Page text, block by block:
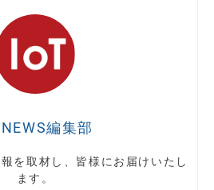
編集部
を取材し、皆様にお届けいたし
ます。